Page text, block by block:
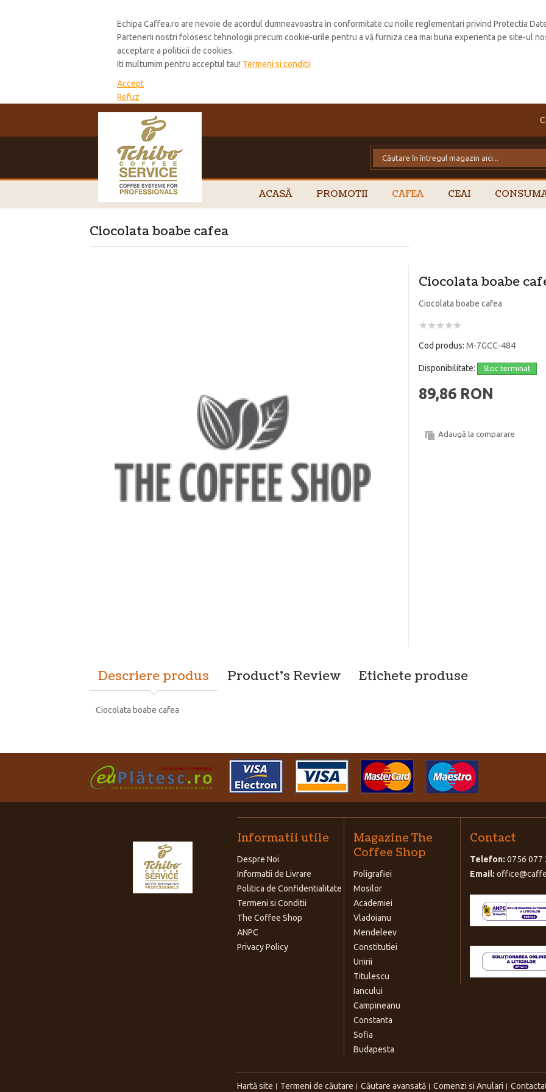
Echipa Caffea.ro are nevoie de acordul dumneavoastra in conformitate cu noile reglementari privind Protectia
Partenerii nostri folosesc tehnologii precum cookie-urile pentru a vă furniza cea mai buna experienta pe site-ul
acceptare a politicii de cookies.
Iti multumim pentru acceptul tau! Termeni si conditii
Accept
Refuz
ACASĂ PROMOTII CAFEA CEAI
Ciocolata boabe cafea
Ciocolata boabe
Ciocolata boabe cafea
Cod produs: M-7GCC-484
Disponibilitate: Stoc terminat
89,86 RON
Adaugă la comparare
Descriere produs Product's Review Etichete produse
Ciocolata boabe cafea
Informatii utile
Despre Noi
Informatii de Livrare
Politica de Confidentialitate
Termeni si Conditii
The Coffee Shop
ANPC
Privacy Policy
Magazine The
Coffee Shop
Poligrafiei
Mosilor
Academiei
Vladoianu
Mendeleev
Constitutiei
Unirii
Titulescu
Iancului
Campineanu
Constanta
Sofia
Budapesta
Contact
Telefon: 0756 077
Email:
Hartă site Termeni de căutare Căutare avansată Comenzi si Anulari